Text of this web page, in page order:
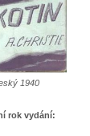
1940
rok vydání: